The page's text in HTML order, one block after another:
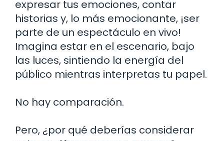
expresar tus emociones, contar
historias y, lo más emocionante, ¡ser
parte de un espectáculo en vivo!
Imagina estar en el escenario, bajo
las luces, sintiendo la energía del
público mientras interpretas tu papel.
No hay comparación.
Pero, ¿por qué deberías considerar